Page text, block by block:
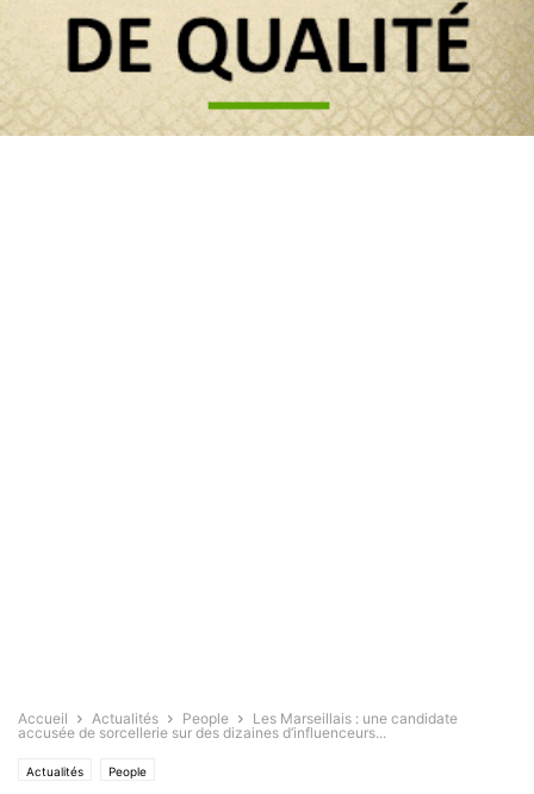
Accueil Actualités People
Les Marseillais : une candidate
accusée de sorcellerie sur des dizaines d’influenceurs...
Actualités People